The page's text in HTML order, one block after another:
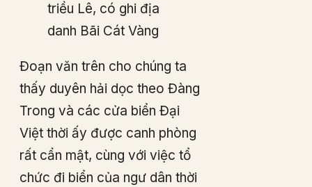
triều Lê, có ghi địa
danh Bãi Cát Vàng
Đoạn văn trên cho chúng ta
thấy duyên hải dọc theo Đàng
Trong và các cửa biển Đại
Việt thời ấy được canh phòng
rất cẩn mật, cùng với việc tổ
chức đi biển của ngư dân thời